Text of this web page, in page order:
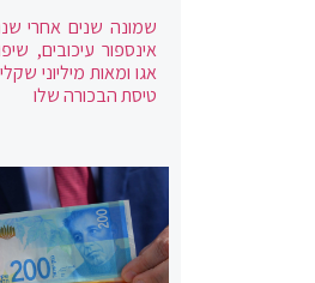
שמונה שנים אחרי
אינספור עיכובים,
אגו ומאות מיליוני
טיסת הבכורה שלו